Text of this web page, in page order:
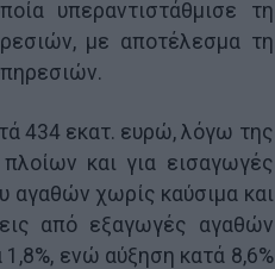
υπεραντιστάθμισε τη
με αποτέλεσμα τη
434 εκατ. ευρώ, λόγω της
και για εισαγωγές
αγαθών χωρίς καύσιμα και
από εξαγωγές αγαθών
ενώ αύξηση κατά 8,6%